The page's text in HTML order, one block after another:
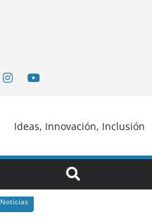
Ideas, Innovación, Inclusión
Noticias